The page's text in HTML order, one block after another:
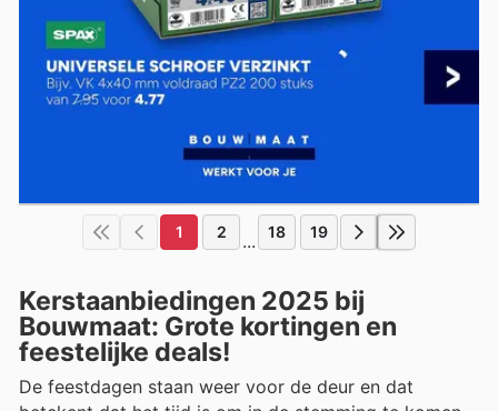
1 2 ... 18 19
Kerstaanbiedingen 2025 bij
Bouwmaat: Grote kortingen en
feestelijke deals!
De feestdagen staan weer voor de deur en dat